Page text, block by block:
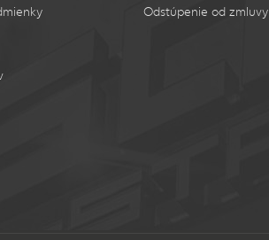
Odstúpenie od zmluvy